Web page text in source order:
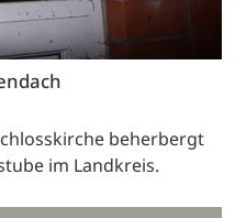
beherbergt
im Landkreis.